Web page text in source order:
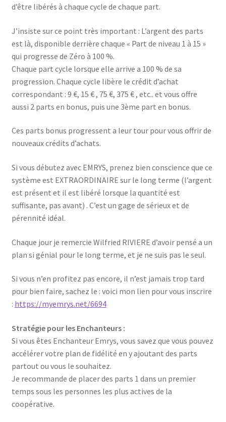
d’être libérés à chaque cycle de chaque part.
J’insiste sur ce point très important : L’argent des parts
est là, disponible derrière chaque « Part de niveau 1 à 15 »
qui progresse de Zéro à 100 %.
Chaque part cycle lorsque elle arrive a 100 % de sa
progression. Chaque cycle libère le crédit d’achat
correspondant : 9 €, 15 € , 75 €, 375 € , etc.. et vous offre
aussi 2 parts en bonus, puis une 3ème part en bonus.
Ces parts bonus progressent a leur tour pour vous offrir de
nouveaux crédits d’achats.
Si vous débutez avec EMRYS, prenez bien conscience que ce
système est EXTRAORDINAIRE sur le long terme (l’argent
est présent et il est libéré lorsque la quantité est
suffisante, pas avant) . C’est un gage de sérieux et de
pérennité idéal.
Chaque jour je remercie Wilfried RIVIERE d’avoir pensé a un
plan si génial pour le long terme, et je ne suis pas le seul.
Si vous n’en profitez pas encore, il n’est jamais trop tard
pour bien faire, sachez le : voici mon lien pour vous inscrire
: https://myemrys.net/6694
Stratégie pour les Enchanteurs :
Si vous êtes Enchanteur Emrys, vous savez que vous pouvez
accélérer votre plan de fidélité en y ajoutant des parts
partout ou vous le souhaitez.
Je recommande de placer des parts 1 dans un premier
temps sous les personnes les plus actives de la
coopérative.